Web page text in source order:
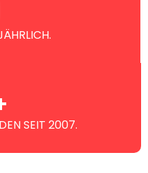
SEIT 2007.